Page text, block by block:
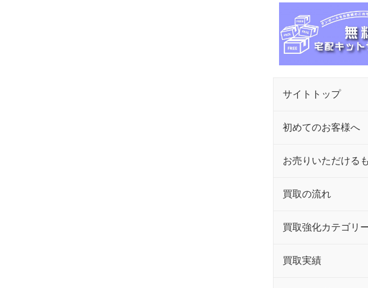
サイトトップ
初めてのお客様へ
お売りいただける
買取の流れ
買取強化カテゴリ
買取実績